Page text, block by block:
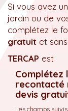
Si vous avez
jardin ou de
complétez le
gratuit et
TERCAP est
Complétez
recontacté
devis
Les champs